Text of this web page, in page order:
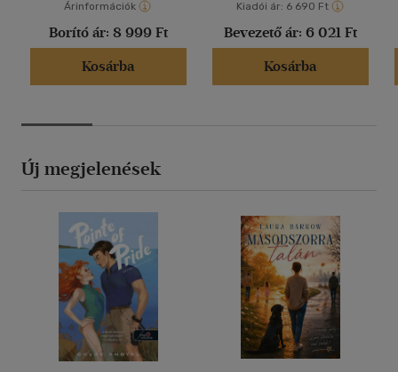
Árinformációk
Borító ár: 8 999 Ft
Kosárba
Kiadói ár: 6 690 Ft
Bevezető ár: 6 021 Ft
Kosárba
Új megjelenések